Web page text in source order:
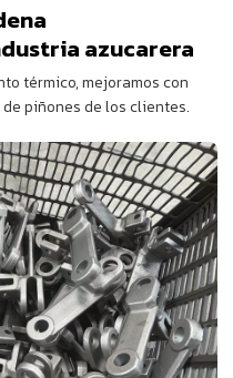
azucarera
térmico, mejoramos con
piñones de los clientes.